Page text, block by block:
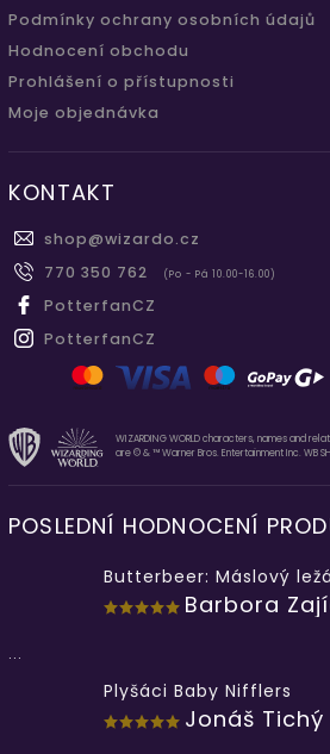
Podmínky ochrany osobních údajů
Hodnocení obchodu
Prohlášení o přístupnosti
Moje objednávka
KONTAKT
shop@wizardo.cz
770 350 762
(Po - Pá 10.00-16.00)
PotterfanCZ
PotterfanCZ
WIZARDING WORLD characters, names and
are © & ™ Warner Bros. Entertainment Inc. WB
POSLEDNÍ HODNOCENÍ
Butterbeer: Máslový
Barbora
...
Plyšáci Baby Nifflers
Jonáš Tichý